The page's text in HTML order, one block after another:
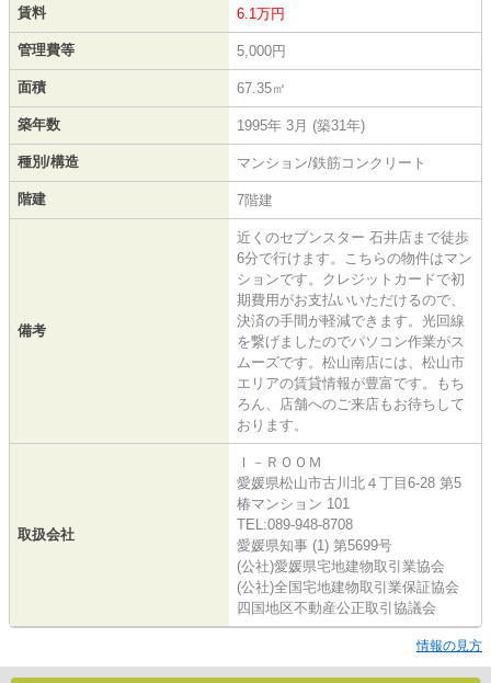
賃料 6.1万円
管理費等 5,000円
面積 67.35㎡
築年数 1995年 3月 (築31年)
種別/構造 マンション/鉄筋コンクリート
階建 7階建
備考
近くのセブンスター 石井店まで徒歩
6分で行けます。こちらの物件はマン
ションです。クレジットカードで初
期費用がお支払いいただけるので、
決済の手間が軽減できます。光回線
を繋げましたのでパソコン作業がス
ムーズです。松山南店には、松山市
エリアの賃貸情報が豊富です。もち
ろん、店舗へのご来店もお待ちして
おります。
取扱会社
Ｉ－ＲＯＯＭ
愛媛県松山市古川北４丁目6-28 第5
椿マンション 101
TEL:089-948-8708
愛媛県知事 (1) 第5699号
(公社)愛媛県宅地建物取引業協会
(公社)全国宅地建物取引業保証協会
四国地区不動産公正取引協議会
情報の見方